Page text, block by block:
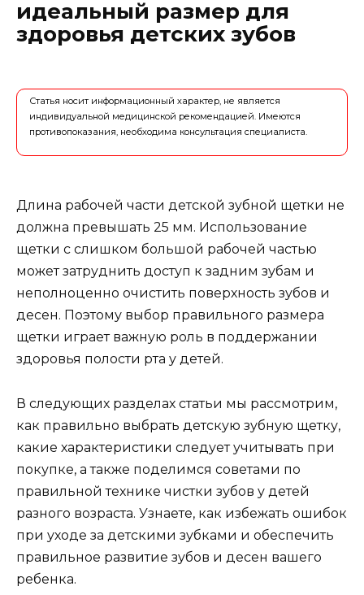
идеальный размер для
здоровья детских зубов
Статья носит информационный характер, не является
индивидуальной медицинской рекомендацией. Имеются
противопоказания, необходима консультация специалиста.
Длина рабочей части детской зубной щетки не
должна превышать 25 мм. Использование
щетки с слишком большой рабочей частью
может затруднить доступ к задним зубам и
неполноценно очистить поверхность зубов и
десен. Поэтому выбор правильного размера
щетки играет важную роль в поддержании
здоровья полости рта у детей.
В следующих разделах статьи мы рассмотрим,
как правильно выбрать детскую зубную щетку,
какие характеристики следует учитывать при
покупке, а также поделимся советами по
правильной технике чистки зубов у детей
разного возраста. Узнаете, как избежать ошибок
при уходе за детскими зубками и обеспечить
правильное развитие зубов и десен вашего
ребенка.